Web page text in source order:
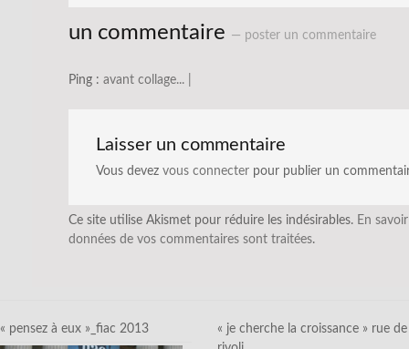
un commentaire — poster un commentaire
Ping : avant collage... |
Laisser un commentaire
Vous devez vous connecter pour publier un
Ce site utilise Akismet pour réduire les indésirables. En
données de vos commentaires sont traitées.
« pensez à eux »_fiac 2013
« je cherche la croissance » rue de